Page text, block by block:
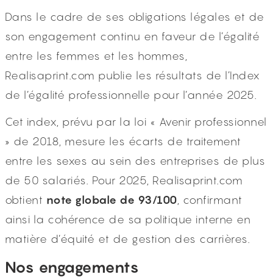
Dans le cadre de ses obligations légales et de
son engagement continu en faveur de l’égalité
entre les femmes et les hommes,
Realisaprint.com publie les résultats de l’Index
de l’égalité professionnelle pour l’année 2025.
Cet index, prévu par la loi « Avenir professionnel
» de 2018, mesure les écarts de traitement
entre les sexes au sein des entreprises de plus
de 50 salariés. Pour 2025, Realisaprint.com
obtient note globale de 93/100 , confirmant
ainsi la cohérence de sa politique interne en
matière d’équité et de gestion des carrières.
Nos engagements